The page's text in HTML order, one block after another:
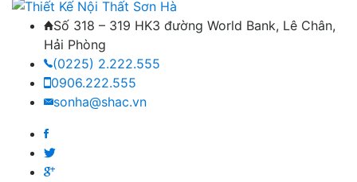
Số 318 – 319 HK3 đường World Bank, Lê Chân,
Hải Phòng
(0225) 2.222.555
0906.222.555
sonha@shac.vn